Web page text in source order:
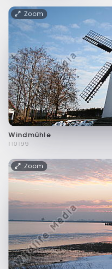
Zoom
Windmühle
f10199
Zoom